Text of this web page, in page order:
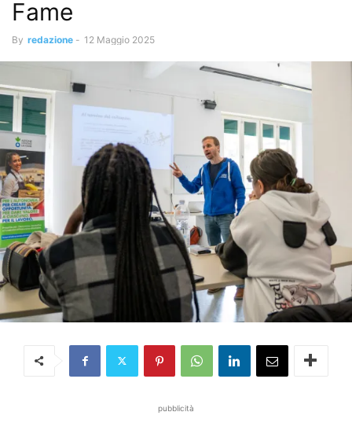
Fame
By redazione - 12 Maggio 2025
pubblicità